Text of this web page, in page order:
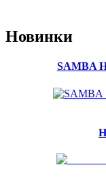
Новинки
SAMBA